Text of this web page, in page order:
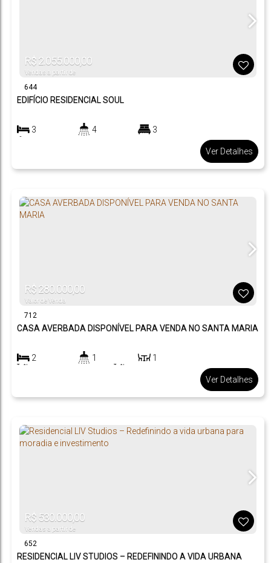
644
R$2.055.000,00
Vendas a partir de
EDIFÍCIO RESIDENCIAL SOUL
3 4
3
Ver Detalhes
712
R$280.000,00
Valor de Venda
CASA AVERBADA DISPONÍVEL PARA VENDA NO SANTA MARIA
2 1
1
Ver Detalhes
652
R$ 530.000,00
Vendas a partir de
RESIDENCIAL LIV STUDIOS – REDEFININDO A VIDA URBANA